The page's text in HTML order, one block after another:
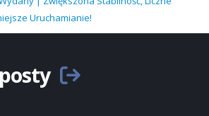
Uruchamianie!
posty